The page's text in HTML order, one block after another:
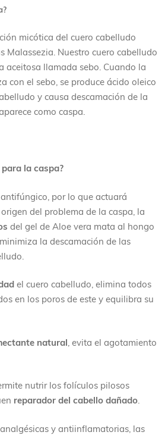
micótica del cuero cabelludo
Malassezia. Nuestro cuero cabelludo
aceitosa llamada sebo. Cuando la
con el sebo, se produce ácido oleico
y causa descamación de la
como caspa.
la caspa?
por lo que actuará
del problema de la caspa, la
del gel de Aloe vera mata al hongo
la descamación de las
el cuero cabelludo, elimina todos
en los poros de este y equilibra su
natural , evita el agotamiento
nutrir los folículos pilosos
reparador del cabello dañado.
y antiinflamatorias, las